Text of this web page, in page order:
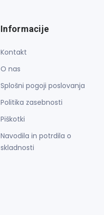
Informacije
Kontakt
O nas
Splošni pogoji poslovanja
Politika zasebnosti
Piškotki
Navodila in potrdila o
skladnosti